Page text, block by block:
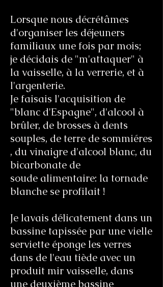
Lorsque nous décrétâmes
d'organiser les déjeuners
familiaux une fois par mois;
je décidais de "m'attaquer" à
la vaisselle, à la verrerie, et à
l'argenterie.
Je faisais l'acquisition de
"blanc d'Espagne", d'alcool à
brûler, de brosses à dents
souples, de terre de sommiéres
, du vinaigre d'alcool blanc, du
bicarbonate de
soude alimentaire: la tornade
blanche se profilait !
Je lavais délicatement dans un
bassine tapissée par une vielle
serviette éponge les verres
dans de l'eau tiède avec un
produit mir vaisselle, dans
une deuxième bassine